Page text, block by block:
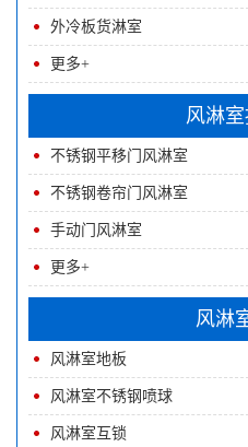
外冷板货淋室
更多+
风淋
不锈钢平移门风淋室
不锈钢卷帘门风淋室
手动门风淋室
更多+
风淋
风淋室地板
风淋室不锈钢喷球
风淋室互锁